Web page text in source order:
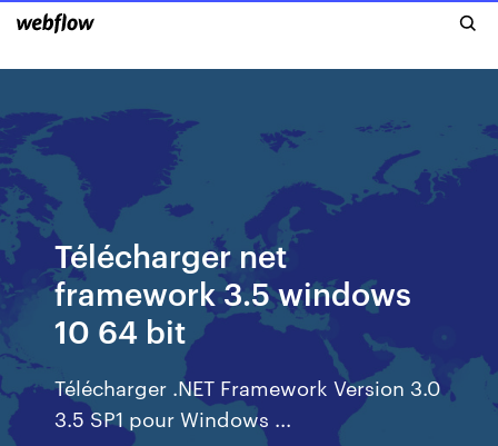
Télécharger net
framework 3.5 windows
10 64 bit
Télécharger .NET Framework Version 3.0
3.5 SP1 pour Windows ...